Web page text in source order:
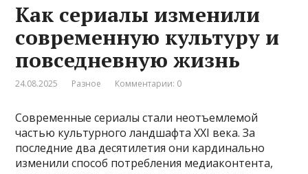
Как сериалы изменили
современную культуру и
повседневную жизнь
24.08.2025 Разное Комментарии: 0
Современные сериалы стали неотъемлемой
частью культурного ландшафта XXI века. За
последние два десятилетия они кардинально
изменили способ потребления медиаконтента,